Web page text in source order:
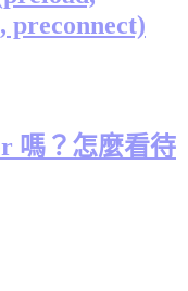
preconnect)
嗎？怎麼看待